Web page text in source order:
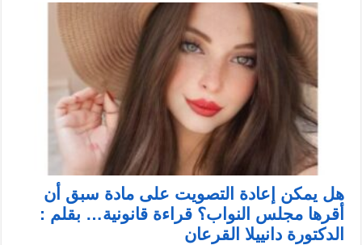
هل يمكن إعادة التصويت على مادة سبق أن
أقرها مجلس النواب؟ قراءة قانونية… بقلم :
الدكتورة دانييلا القرعان